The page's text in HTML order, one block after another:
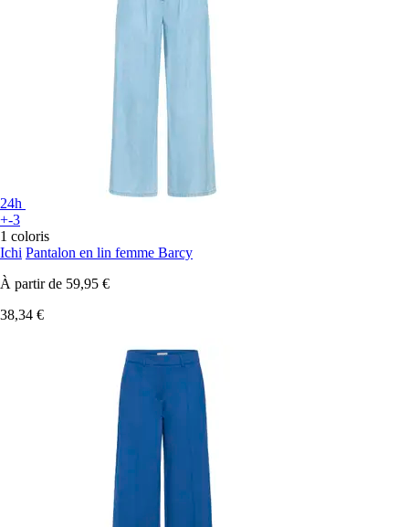
24h
+-3
1 coloris
Ichi Pantalon en lin femme Barcy
À partir de 59,95 €
38,34 €